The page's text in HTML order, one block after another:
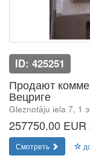
ID: 425251
Продают
Вецриге
Gleznotāju iela 7, 1
257750.00 EUR
Смотреть